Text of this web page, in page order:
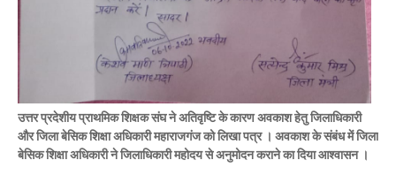
उत्तर प्रदेशीय प्राथमिक शिक्षक संघ ने अतिवृष्टि के कारण अवकाश हेतु जिलाधिकारी
और जिला बेसिक शिक्षा अधिकारी महाराजगंज को लिखा पत्र । अवकाश के संबंध में जिला
बेसिक शिक्षा अधिकारी ने जिलाधिकारी महोदय से अनुमोदन कराने का दिया आश्वासन ।